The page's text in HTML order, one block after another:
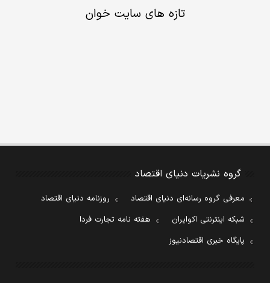
تازه های سایت خوان
گروه نشریات دنیای اقتصاد
معرفی گروه رسانه‌ای دنیای اقتصاد
روزنامه دنیای اقتصاد
شبکه اینترنتی اکوایران
هفته نامه تجارت فردا
پایگاه خبری اقتصادنیوز